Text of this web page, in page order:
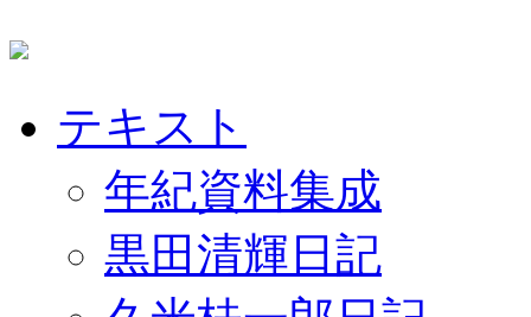
テキスト
年紀資料集成
黒田清輝日記